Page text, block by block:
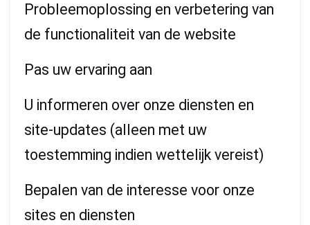
Probleemoplossing en verbetering van
de functionaliteit van de website
Pas uw ervaring aan
U informeren over onze diensten en
site-updates (alleen met uw
toestemming indien wettelijk vereist)
Bepalen van de interesse voor onze
sites en diensten